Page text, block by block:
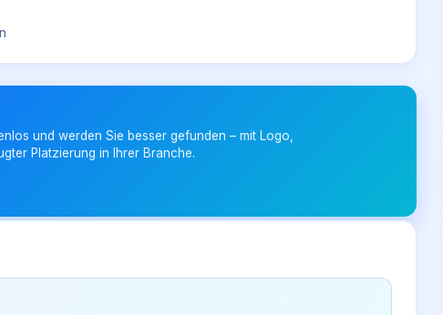
und werden Sie besser gefunden – mit Logo,
Platzierung in Ihrer Branche.